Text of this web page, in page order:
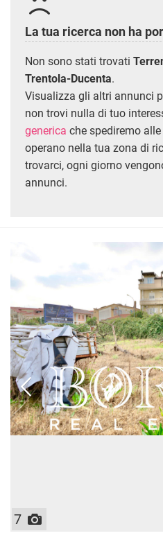
BILOCALI
TRILOCALI
ATTICI
INDIPENDENTI
LOFT
MANSARDE
VILLE
RUSTICI E
MAGAZZINI
NEGOZI
UFFICI
ATTIVITÀ
COMMERCIALI
TERRENI
AGRICOLI
COMMERCIALI
IMMOBILI IN
RESIDENZIALI
APPARTAMENTI
MONOLOCALI
BILOCALI
TRILOCALI
QUADRILOCALI
ATTICI
VILLE
STANZE
CAPANNONI
LABORATORI
LOCALI
COMMERCIALI
MAGAZZINI
NEGOZI
UFFICI
ATTIVITÀ
COMMERCIALI
La tua ricerca non ha
Non sono stati trovati
Trentola-Ducenta.
Visualizza gli altri annunci
non trovi nulla di tuo
generica che spediremo
operano nella tua zona di
trovarci, ogni giorno
annunci.
7